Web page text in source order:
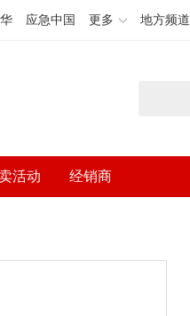
应急中国 更多 地方频道
活动 经销商